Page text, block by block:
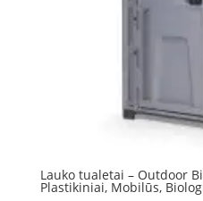
Lauko tualetai – Outdoor
Plastikiniai, Mobilūs,